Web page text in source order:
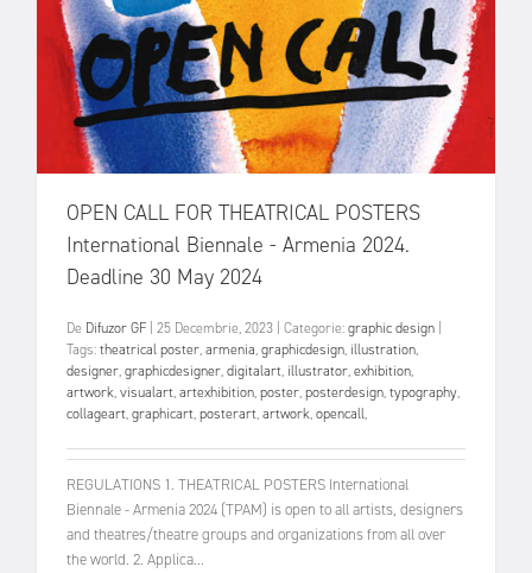
OPEN CALL FOR THEATRICAL POSTERS
International Biennale - Armenia 2024.
Deadline 30 May 2024
De Difuzor GF 25 Decembrie, 2023 Categorie:graphic design
Tags:theatrical poster,armenia,graphicdesign, illustration,
designer,graphicdesigner,digitalart, illustrator,exhibition,
artwork,visualart,artexhibition,poster,posterdesign,typography,
collageart,graphicart,posterart,artwork,opencall,
REGULATIONS 1. THEATRICAL POSTERS International
Biennale - Armenia 2024 (TPAM) is open to all artists, designers
and theatres/theatre groups and organizations from all over
the world. 2. Applica...